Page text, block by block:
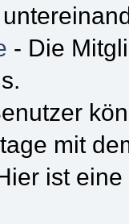
- Die
mit
ist